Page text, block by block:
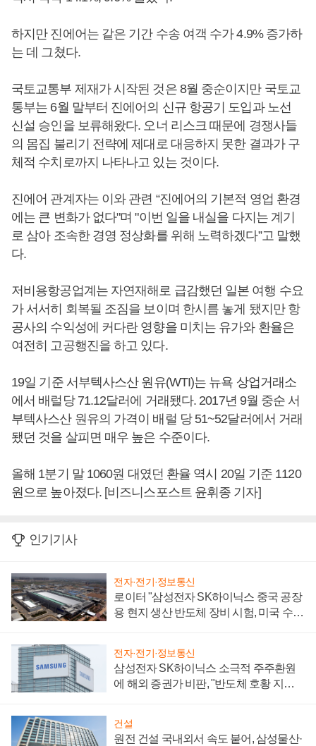
하지만 진에어는 같은 기간 수송 여객 수가 4.9% 증가하
는 데 그쳤다.
국토교통부 제재가 시작된 것은 8월 중순이지만 국토교
통부는 6월 말부터 진에어의 신규 항공기 도입과 노선
신설 승인을 보류해왔다. 오너 리스크 때문에 경쟁사들
의 몸집 불리기 전략에 제대로 대응하지 못한 결과가 구
체적 수치로까지 나타나고 있는 것이다.
진에어 관계자는 이와 관련 “진에어의 기본적 영업 환경
에는 큰 변화가 없다"며 "이번 일을 내실을 다지는 계기
로 삼아 조속한 경영 정상화를 위해 노력하겠다”고 말했
다.
저비용항공업계는 자연재해로 급감했던 일본 여행 수요
가 서서히 회복될 조짐을 보이며 한시름 놓게 됐지만 항
공사의 수익성에 커다란 영향을 미치는 유가와 환율은
여전히 고공행진을 하고 있다.
19일 기준 서부텍사스산 원유(WTI)는 뉴욕 상업거래소
에서 배럴당 71.12달러에 거래됐다. 2017년 9월 중순 서
부텍사스산 원유의 가격이 배럴 당 51~52달러에서 거래
됐던 것을 살피면 매우 높은 수준이다.
올해 1분기 말 1060원 대였던 환율 역시 20일 기준 1120
원으로 높아졌다. [비즈니스포스트 윤휘종 기자]
인기기사
전자·전기·정보통신
로이터 "삼성전자 SK하이닉스 중국 공장
용 현지 생산 반도체 장비 시험, 미국 수출
전자·전기·정보통신
삼성전자 SK하이닉스 소극적 주주환원
에 해외 증권가 비판, "반도체 호황 지속
건설
원전 건설 국내외서 속도 붙어, 삼성물산·